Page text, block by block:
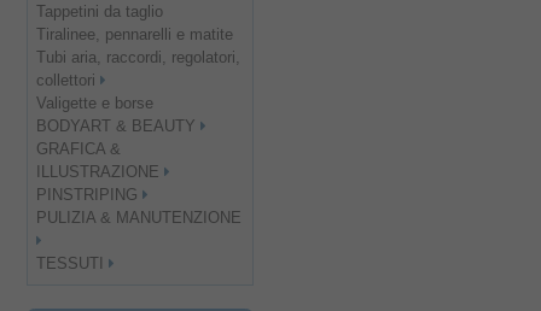
Tappetini da taglio
Tiralinee, pennarelli e matite
Tubi aria, raccordi, regolatori,
collettori
Valigette e borse
BODYART & BEAUTY
GRAFICA &
ILLUSTRAZIONE
PINSTRIPING
PULIZIA & MANUTENZIONE
TESSUTI